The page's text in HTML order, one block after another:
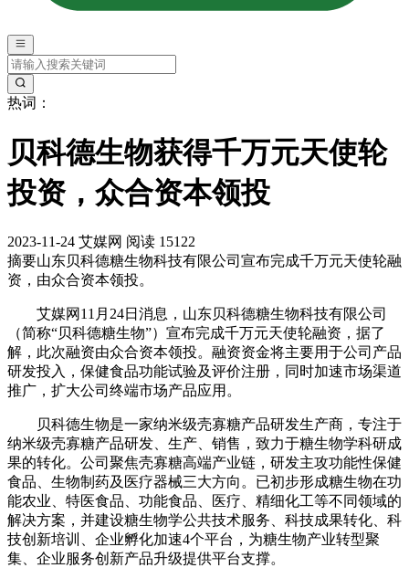
热词：
贝科德生物获得千万元天使轮
投资，众合资本领投
2023-11-24 艾媒网 阅读 15122
摘要山东贝科德糖生物科技有限公司宣布完成千万元天使轮融
资，由众合资本领投。
艾媒网11月24日消息，山东贝科德糖生物科技有限公司
（简称“贝科德糖生物”）宣布完成千万元天使轮融资，据了
解，此次融资由众合资本领投。融资资金将主要用于公司产品
研发投入，保健食品功能试验及评价注册，同时加速市场渠道
推广，扩大公司终端市场产品应用。
贝科德生物是一家纳米级壳寡糖产品研发生产商，专注于
纳米级壳寡糖产品研发、生产、销售，致力于糖生物学科研成
果的转化。公司聚焦壳寡糖高端产业链，研发主攻功能性保健
食品、生物制药及医疗器械三大方向。已初步形成糖生物在功
能农业、特医食品、功能食品、医疗、精细化工等不同领域的
解决方案，并建设糖生物学公共技术服务、科技成果转化、科
技创新培训、企业孵化加速4个平台，为糖生物产业转型聚
集、企业服务创新产品升级提供平台支撑。